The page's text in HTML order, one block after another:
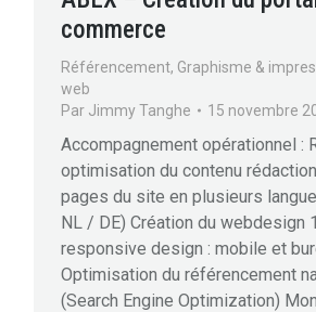
commerce
Référencement, Graphisme &
web
Par Jimmy Tanghe 15 novembre
Accompagnement opérationnel :
optimisation du contenu
pages du site en plusieurs
NL / DE) Création du webdesign
responsive design : mobile et
Optimisation du référencement
(Search Engine Optimization)